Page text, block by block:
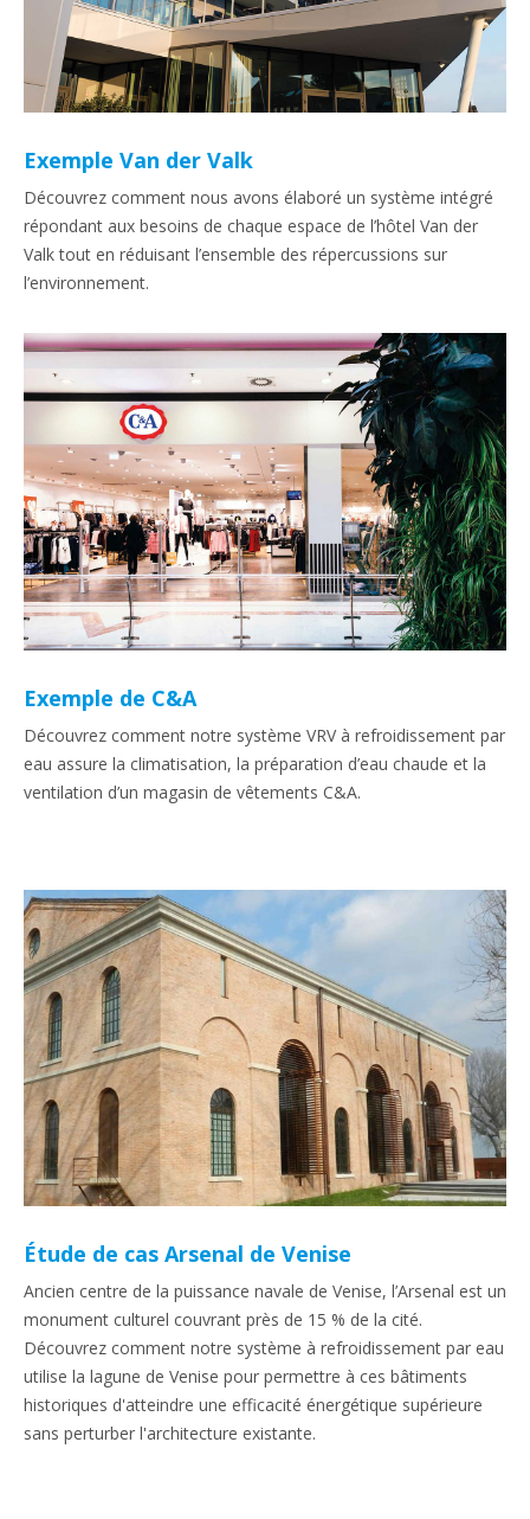
Exemple Van der Valk
Découvrez comment nous avons élaboré un système intégré
répondant aux besoins de chaque espace de l’hôtel Van der
Valk tout en réduisant l’ensemble des répercussions sur
l’environnement.
Exemple de C&A
Découvrez comment notre système VRV à refroidissement par
eau assure la climatisation, la préparation d’eau chaude et la
ventilation d’un magasin de vêtements C&A.
Étude de cas Arsenal de Venise
Ancien centre de la puissance navale de Venise, l’Arsenal est un
monument culturel couvrant près de 15 % de la cité.
Découvrez comment notre système à refroidissement par eau
utilise la lagune de Venise pour permettre à ces bâtiments
historiques d'atteindre une efficacité énergétique supérieure
sans perturber l'architecture existante.